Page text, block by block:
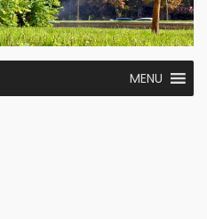
MENU